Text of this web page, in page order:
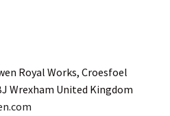
Royal Works, Croesfoel
Wrexham United Kingdom